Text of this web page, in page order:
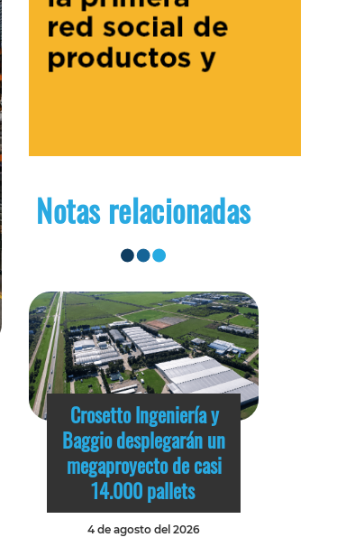
Notas relacionadas
Crosetto Ingeniería y
Baggio desplegarán un
megaproyecto de casi
14.000 pallets
4 de agosto del 2026